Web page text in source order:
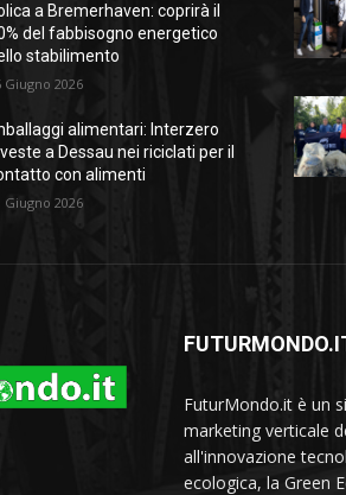
a Bremerhaven: coprirà il
del fabbisogno energetico
stabilimento
Giugno 2026
alimentari: Interzero
a Dessau nei riciclati per il
con alimenti
Giugno 2026
FuturMondo.it è un
marketing verticale
all'innovazione
ecologica, la Green